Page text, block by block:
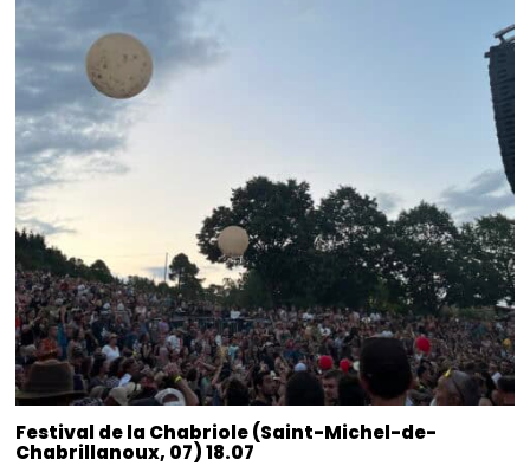
Festival de la Chabriole (Saint-Michel-de-
Chabrillanoux, 07) 18.07